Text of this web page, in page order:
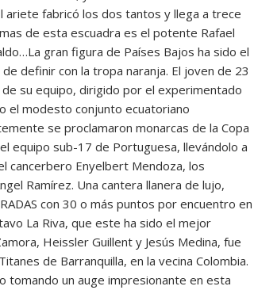
ariete fabricó los dos tantos y llega a trece
de esta escuadra es el potente Rafael
gran figura de Países Bajos ha sido el
definir con la tropa naranja. El joven de 23
su equipo, dirigido por el experimentado
el modesto conjunto ecuatoriano
se proclamaron monarcas de la Copa
equipo sub-17 de Portuguesa, llevándolo a
cancerbero Enyelbert Mendoza, los
Ramírez. Una cantera llanera de lujo,
con 30 o más puntos por encuentro en
La Riva, que este ha sido el mejor
Heissler Guillent y Jesús Medina, fue
de Barranquilla, en la vecina Colombia.
tomando un auge impresionante en esta